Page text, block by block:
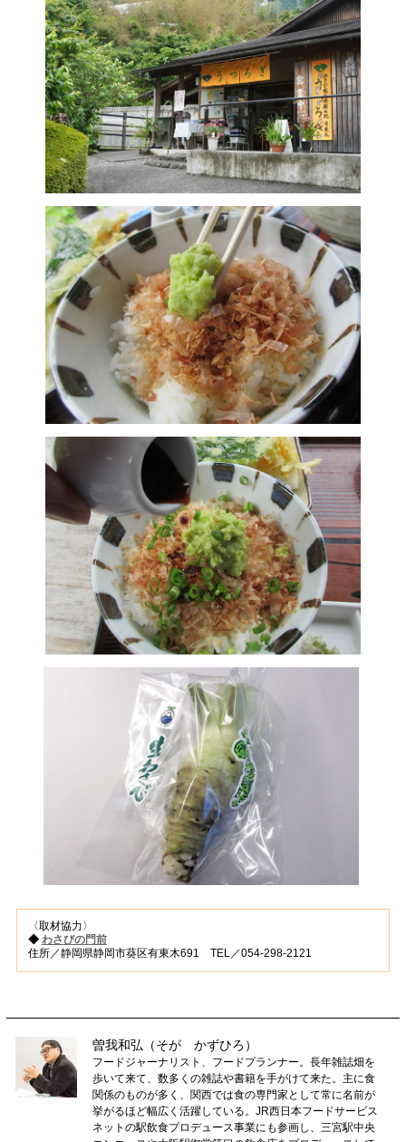
〈取材協力〉
◆ わさびの門前
住所／静岡県静岡市葵区有東木691 TEL／054-298-2121
曽我和弘（そが かずひろ）
フードジャーナリスト、フードプランナー。長年雑誌畑を
歩いて来て、数多くの雑誌や書籍を手がけて来た。主に食
関係のものが多く、関西では食の専門家として常に名前が
挙がるほど幅広く活躍している。JR西日本フードサービス
ネットの駅飲食プロデュース事業にも参画し、三宮駅中央